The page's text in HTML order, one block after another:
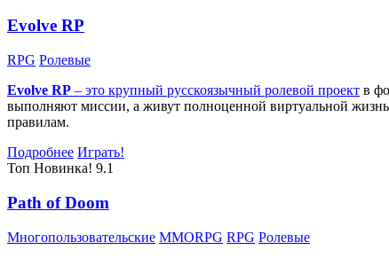
Evolve RP
RPG Ролевые
Evolve RP – это крупный русскоязычный ролевой проект в
выполняют миссии, а живут полноценной виртуальной
правилам.
Подробнее Играть!
Топ Новинка! 9.1
Path of Doom
Многопользовательские MMORPG RPG Ролевые